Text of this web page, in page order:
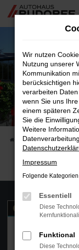
Zum
Startseite
Wir nutzen
Nutzung unserer
Kommunikation
berücksichtigen
verarbeiten
wenn Sie uns
einem späteren
Sie die
Weitere
Impressum
Folgende
Essentiell
Diese
Funktional
Diese